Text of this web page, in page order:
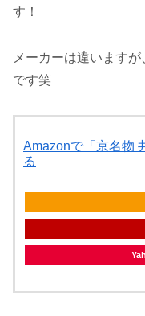
す！
メーカーは違います
です笑
Amazonで「京名物
る